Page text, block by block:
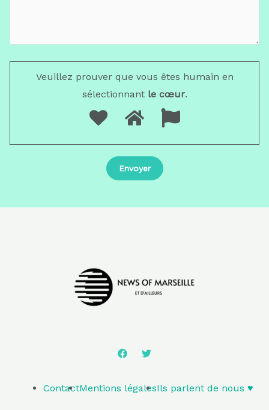
Veuillez prouver que vous êtes humain en
sélectionnantle cœur.
ContactMentions légalesIls parlent de nous ♥️